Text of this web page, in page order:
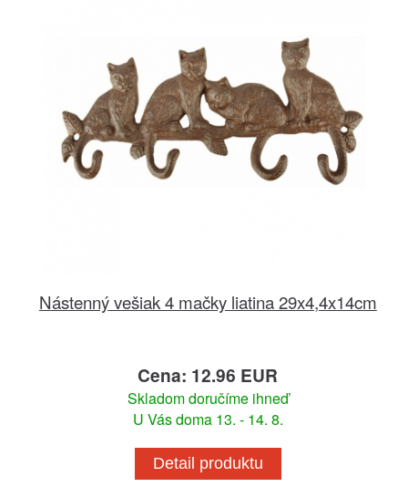
Nástenný vešiak 4 mačky liatina 29x4,4x14cm
Cena: 12.96 EUR
Skladom doručíme ihneď
U Vás doma 13. - 14. 8.
Detail produktu